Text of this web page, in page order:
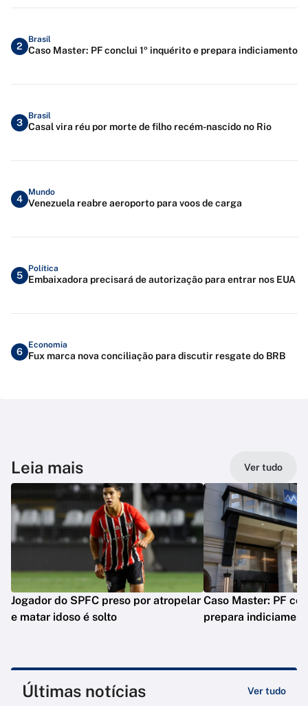
2
Brasil
Caso Master: PF conclui 1º inquérito e prepara indiciamento
3
Brasil
Casal vira réu por morte de filho recém-nascido no Rio
4
Mundo
Venezuela reabre aeroporto para voos de carga
5
Política
Embaixadora precisará de autorização para entrar nos EUA
6
Economia
Fux marca nova conciliação para discutir resgate do BRB
Leia mais Ver tudo
Jogador do SPFC preso por atropelar
e matar idoso é solto
Caso Master: PF
prepara
Últimas notícias Ver tudo